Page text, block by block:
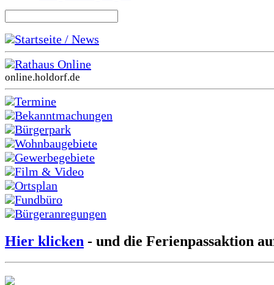
Startseite / News
Rathaus Online
online.holdorf.de
Termine
Bekanntmachungen
Bürgerpark
Wohnbaugebiete
Gewerbegebiete
Film & Video
Ortsplan
Fundbüro
Bürgeranregungen
Hier klicken - und die Ferienpassaktion